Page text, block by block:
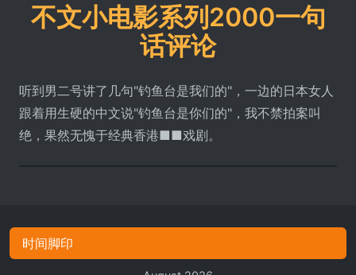
不文小电影系列2000一句
话评论
听到男二号讲了几句"钓鱼台是我们的"，一边的日本女人
跟着用生硬的中文说"钓鱼台是你们的"，我不禁拍案叫
绝，果然无愧于经典香港■■戏剧。
时间脚印